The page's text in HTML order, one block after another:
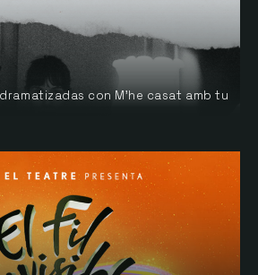
con M’he casat amb tu
ventana